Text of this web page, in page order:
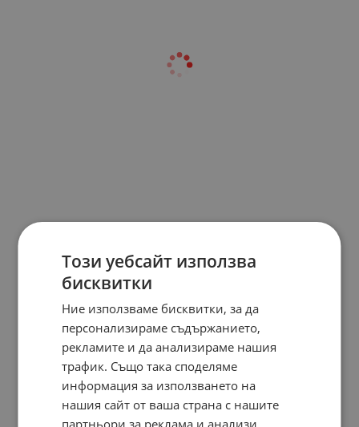
Този уебсайт използва
бисквитки
Ние използваме бисквитки, за да
персонализираме съдържанието,
рекламите и да анализираме нашия
трафик. Също така споделяме
информация за използването на
нашия сайт от ваша страна с нашите
партньори за реклама и анализи,